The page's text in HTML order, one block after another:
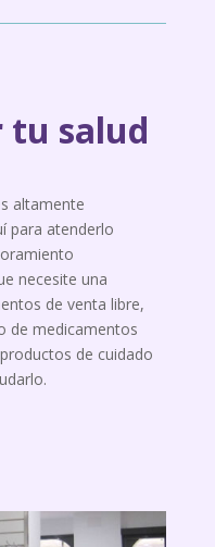
tu salud
altamente
para atenderlo
necesite una
de venta libre,
de medicamentos
de cuidado